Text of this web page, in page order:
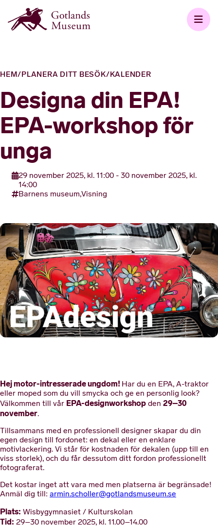
HEM/PLANERA DITT BESÖK/KALENDER
Designa din EPA!
EPA-workshop för
unga
29 november 2025, kl. 11:00 - 30 november 2025, kl.
14:00
Barnens museum,Visning
Hej motor-intresserade ungdom! Har du en EPA, A-traktor
eller moped som du vill smycka och ge en personlig look?
Välkommen till vår EPA-designworkshop den 29–30
november.
Tillsammans med en professionell designer skapar du din
egen design till fordonet: en dekal eller en enklare
motivlackering. Vi står för kostnaden för dekalen (upp till en
viss storlek), och du får dessutom ditt fordon professionellt
fotograferat.
Det kostar inget att vara med men platserna är begränsade!
Anmäl dig till: armin.scholler@gotlandsmuseum.se
Plats: Wisbygymnasiet / Kulturskolan
Tid: 29–30 november 2025, kl. 11.00–14.00